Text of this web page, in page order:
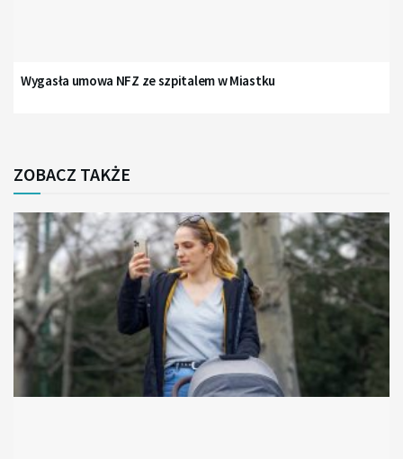
Wygasła umowa NFZ ze szpitalem w Miastku
ZOBACZ TAKŻE